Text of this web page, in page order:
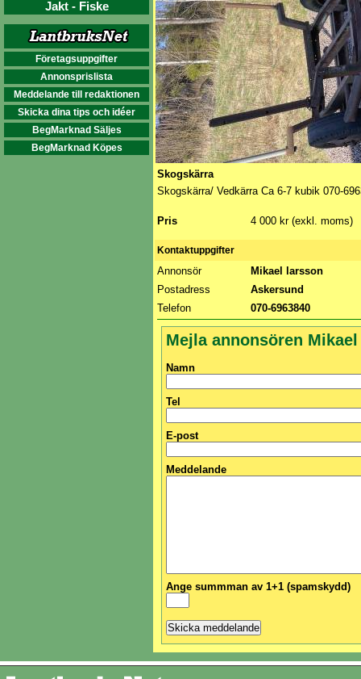
Jakt - Fiske
Företagsuppgifter
Annonsprislista
Meddelande till redaktionen
Skicka dina tips och idéer
BegMarknad Säljes
BegMarknad Köpes
Skogskärra
Skogskärra/ Vedkärra Ca 6-7 kubik 070-
Pris 4 000 kr (exkl. moms)
Kontaktuppgifter
Annonsör
Mikael larsson
Postadress
Askersund
Telefon
070-6963840
Mejla annonsören
Namn
Tel
E-post
Meddelande
Ange summman av 1+1 (spamskydd)